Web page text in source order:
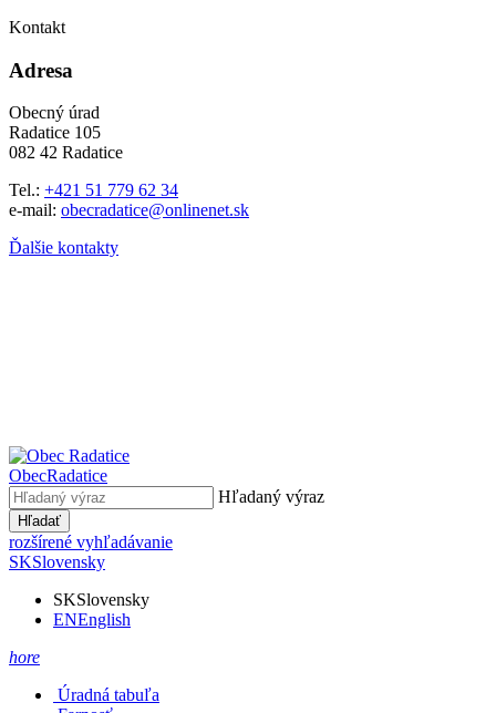
Kontakt
Adresa
Obecný úrad
Radatice 105
082 42 Radatice
Tel.: +421 51 779 62 34
e-mail: obecradatice@onlinenet.sk
Ďalšie kontakty
ObecRadatice
Hľadaný výraz
Hľadať
rozšírené vyhľadávanie
SKSlovensky
SKSlovensky
ENEnglish
hore
Úradná tabuľa